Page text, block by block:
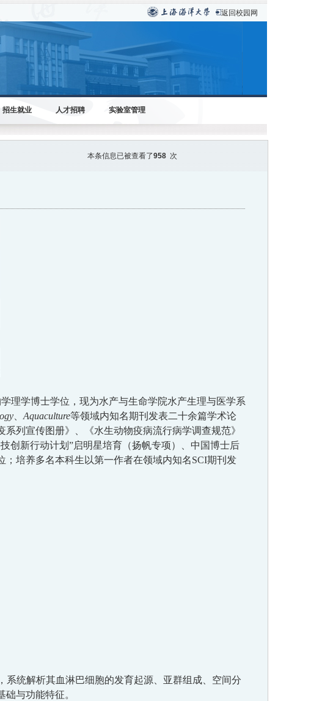
返回校园网
招生就业 人才招聘 实验室管理
本条信息已被查看了958 次
理学博士学位，现为水产与生命学院水产生理与医学系
Aquaculture等领域内知名期刊发表二十余篇学术论
列宣传图册》、《水生动物疫病流行病学调查规范》
创新行动计划 ”启明星培育（扬帆专项）、中国博士后
； 培养多名本科生以第一作者在领域内知名SCI期刊发
系统解析其血淋巴细胞的发育起源、亚群组成、空间分
与功能特征。